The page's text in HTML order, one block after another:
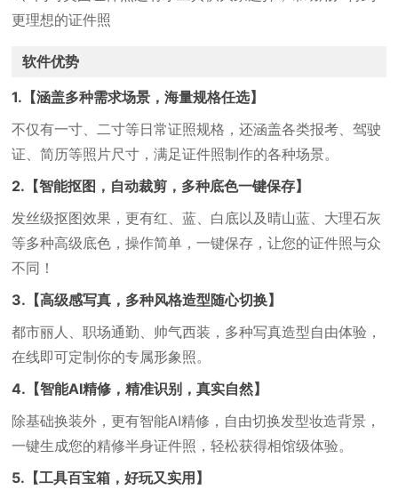
更理想的证件照
软件优势
1.【涵盖多种需求场景，海量规格任选】
不仅有一寸、二寸等日常证照规格，还涵盖各类报考、驾驶
证、简历等照片尺寸，满足证件照制作的各种场景。
2.【智能抠图，自动裁剪，多种底色一键保存】
发丝级抠图效果，更有红、蓝、白底以及晴山蓝、大理石灰
等多种高级底色，操作简单，一键保存，让您的证件照与众
不同！
3.【高级感写真，多种风格造型随心切换】
都市丽人、职场通勤、帅气西装，多种写真造型自由体验，
在线即可定制你的专属形象照。
4.【智能AI精修，精准识别，真实自然】
除基础换装外，更有智能AI精修，自由切换发型妆造背景，
一键生成您的精修半身证件照，轻松获得相馆级体验。
5.【工具百宝箱，好玩又实用】